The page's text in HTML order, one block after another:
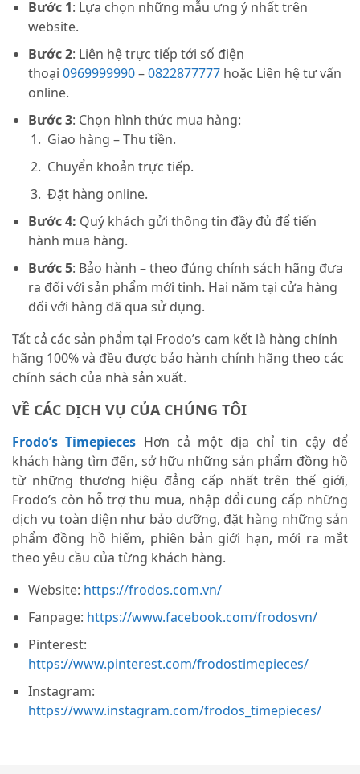
Bước 1: Lựa chọn những mẫu ưng ý nhất trên
website.
Bước 2: Liên hệ trực tiếp tới số điện
thoại 0969999990–0822877777 hoặc Liên hệ tư vấn
online.
Bước 3: Chọn hình thức mua hàng:
Giao hàng – Thu tiền.
Chuyển khoản trực tiếp.
Đặt hàng online.
Bước 4: Quý khách gửi thông tin đầy đủ để tiến
hành mua hàng.
Bước 5: Bảo hành – theo đúng chính sách hãng đưa
ra đối với sản phẩm mới tinh. Hai năm tại cửa hàng
đối với hàng đã qua sử dụng.
Tất cả các sản phẩm tại Frodo’s cam kết là hàng chính
hãng 100% và đều được bảo hành chính hãng theo các
chính sách của nhà sản xuất.
VỀ CÁC DỊCH VỤ CỦA CHÚNG TÔI
Frodo’s Timepieces Hơn cả một địa chỉ tin cậy để
khách hàng tìm đến, sở hữu những sản phẩm đồng hồ
từ những thương hiệu đẳng cấp nhất trên thế giới,
Frodo’s còn hỗ trợ thu mua, nhập đổi cung cấp những
dịch vụ toàn diện như bảo dưỡng, đặt hàng những sản
phẩm đồng hồ hiếm, phiên bản giới hạn, mới ra mắt
theo yêu cầu của từng khách hàng.
Website: https://frodos.com.vn/
Fanpage: https://www.facebook.com/frodosvn/
Pinterest:
https://www.pinterest.com/frodostimepieces/
Instagram:
https://www.instagram.com/frodos_timepieces/